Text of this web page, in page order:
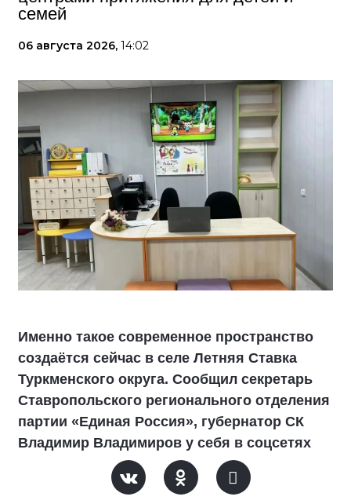
семей
06 августа 2026, 14:02
Именно такое современное пространство
создаётся сейчас в селе Летняя Ставка
Туркменского округа. Сообщил секретарь
Ставропольского регионального отделения
партии «Единая Россия», губернатор СК
Владимир Владимиров у себя в соцсетях